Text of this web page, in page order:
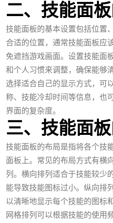
二、技能面
技能面板的基本设置包括位置
合适的位置，通常技能面板应
免遮挡游戏画面。设置技能面
和个人习惯来调整，确保能够
选择适合自己的显示方式，可
称、技能冷却时间等信息，也
界面的复杂度。
三、技能面
技能面板的布局是指将各个技
面板上。常见的布局方式有横
列。横向排列适合于技能较少
能导致技能图标过小。纵向排
以清晰地显示每个技能的图标
网格排列可以根据技能的使用